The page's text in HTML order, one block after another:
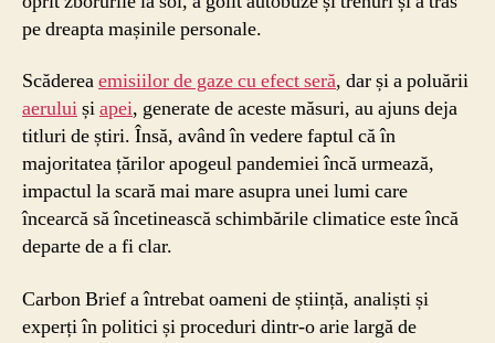
pe dreapta mașinile personale.
Scădereaemisiilor de gaze cu efect seră, dar și a poluării
aeruluișiapei, generate de aceste măsuri, au ajuns deja
titluri de știri. Însă, având în vedere faptul că în
majoritatea țărilor apogeul pandemiei încă urmează,
impactul la scară mai mare asupra unei lumi care
încearcă să încetinească schimbările climatice este încă
departe de a fi clar.
Carbon Brief a întrebat oameni de știință, analiști și
experți în politici și proceduri dintr-o arie largă de